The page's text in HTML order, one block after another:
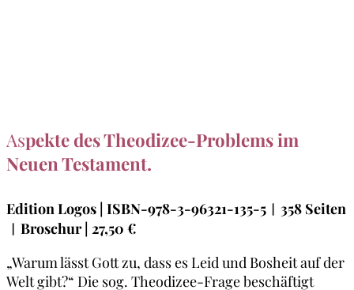
Aspekte des Theodizee-Problems im
Neuen Testament.
Edition Logos | ISBN-978-3-96321-135-5︱358 Seiten
︱Broschur | 27,50 €
„Warum lässt Gott zu, dass es Leid und Bosheit auf der
Welt gibt?“ Die sog. Theodizee-Frage beschäftigt